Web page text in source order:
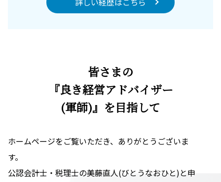
皆さまの
『良き経営アドバイザー
(軍師)』を目指して
ホームページをご覧いただき、ありがとうございま
す。
公認会計士・税理士の美藤直人(びとうなおひと)と申